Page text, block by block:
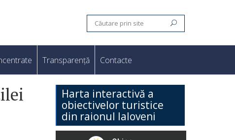
Transparență Contacte
Harta interactivă a
obiectivelor turistice
din raionul Ialoveni